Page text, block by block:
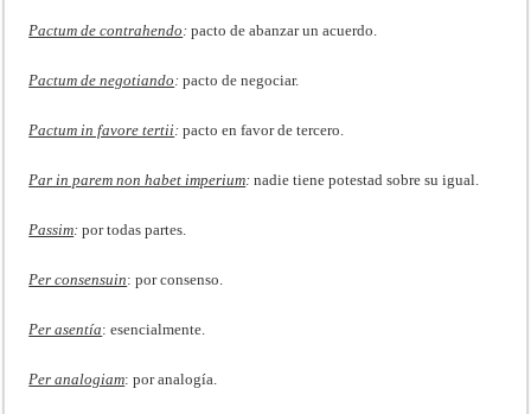
Pactum de contrahendo :pacto de abanzar un acuerdo.
Pactum de negotiando :pacto de negociar.
Pactum in favore tertii :pacto en favor de tercero.
Par in parem non habet imperium:nadie tiene potestad sobre su igual.
Passim:por todas partes.
Per consensuin: por consenso.
Per asentía: esencialmente.
Per analogiam: por analogía.